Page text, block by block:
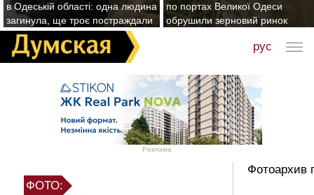
в Одеській області: одна людина
загинула, ще троє постраждали
по портах Великої Одеси
обрушили зерновий ринок
рус
Реклама
ФОТО:
Фотоархив